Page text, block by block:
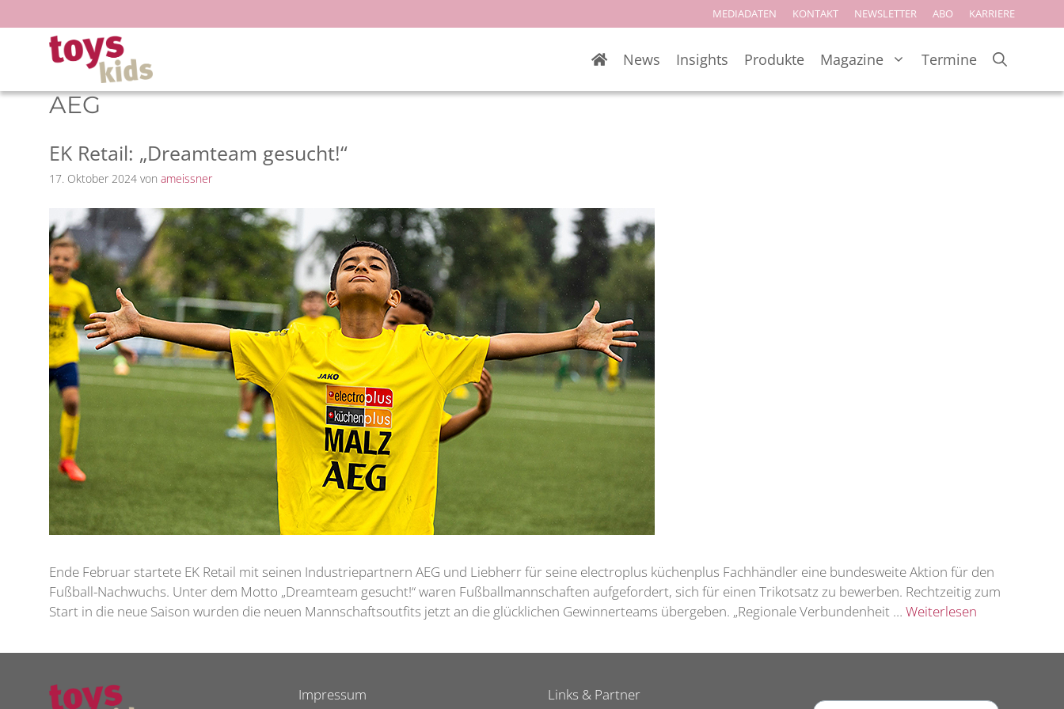
Inhalt
springen
MEDIADATEN KONTAKT NEWSLETTER ABO KARRIERE
News Insights Produkte Magazine Termine
AEG
EK Retail: „Dreamteam gesucht!“
17. Oktober 2024 von ameissner
Ende Februar startete EK Retail mit seinen Industriepartnern AEG und Liebherr für seine electroplus küchenplus Fachhändler eine bundesweite Aktion für den
Fußball-Nachwuchs. Unter dem Motto „Dreamteam gesucht!“ waren Fußballmannschaften aufgefordert, sich für einen Trikotsatz zu bewerben. Rechtzeitig zum
Start in die neue Saison wurden die neuen Mannschaftsoutfits jetzt an die glücklichen Gewinnerteams übergeben. „Regionale Verbundenheit … Weiterlesen
Impressum Links & Partner